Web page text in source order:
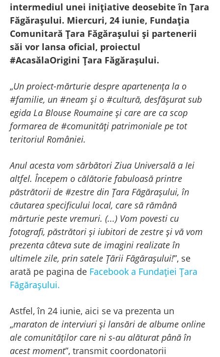
intermediul unei inițiative deosebite în Țara
Făgărașului. Miercuri, 24 iunie, Fundația
Comunitară Țara Făgărașului și partenerii
săi vor lansa oficial, proiectul
#AcasălaOrigini Țara Făgărașului.
„Un proiect-mărturie despre apartenența la o
#familie, un #neam și o #cultură, desfășurat sub
egida La Blouse Roumaine și care are ca scop
formarea de #comunități patrimoniale pe tot
teritoriul României.
Anul acesta vom sărbători Ziua Universală a Iei
altfel. Începem o călătorie fabuloasă printre
păstrătorii de #zestre din Țara Făgărașului, în
căutarea specificului local, care să rămână
mărturie peste vremuri. (...) Vom povesti cu
fotografi, păstrători și iubitori de zestre și vă vom
prezenta câteva sute de imagini realizate în
ultimele zile, prin satele Țării Făgărașului!”, se
arată pe pagina de Facebook a Fundației Țara
Făgărașului.
Astfel, în 24 iunie, aici se va prezenta un
„maraton de interviuri și lansări de albume online
ale comunităților care ni s-au alăturat până în
acest moment”, transmit coordonatorii